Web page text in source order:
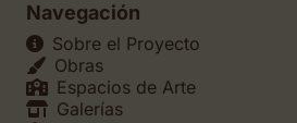
Navegación
Sobre el Proyecto
Obras
Espacios de Arte
Galerías